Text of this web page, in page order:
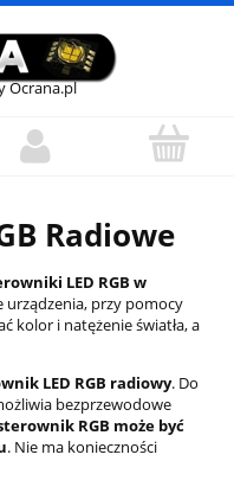
Ocrana.pl
Radiowe
LED RGB w
urządzenia, przy pomocy
kolor i natężenie światła, a
LED RGB radiowy. Do
bezprzewodowe
RGB może być
. Nie ma konieczności